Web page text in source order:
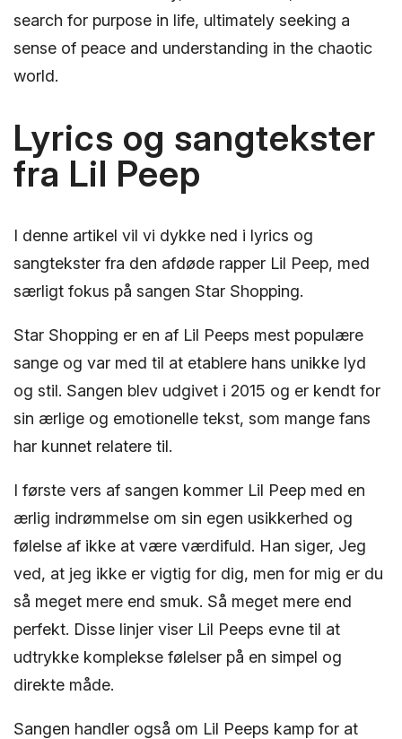
search for purpose in life, ultimately seeking a
sense of peace and understanding in the chaotic
world.
Lyrics og sangtekster
fra Lil Peep
I denne artikel vil vi dykke ned i lyrics og
sangtekster fra den afdøde rapper Lil Peep, med
særligt fokus på sangen Star Shopping.
Star Shopping er en af Lil Peeps mest populære
sange og var med til at etablere hans unikke lyd
og stil. Sangen blev udgivet i 2015 og er kendt for
sin ærlige og emotionelle tekst, som mange fans
har kunnet relatere til.
I første vers af sangen kommer Lil Peep med en
ærlig indrømmelse om sin egen usikkerhed og
følelse af ikke at være værdifuld. Han siger, Jeg
ved, at jeg ikke er vigtig for dig, men for mig er du
så meget mere end smuk. Så meget mere end
perfekt. Disse linjer viser Lil Peeps evne til at
udtrykke komplekse følelser på en simpel og
direkte måde.
Sangen handler også om Lil Peeps kamp for at